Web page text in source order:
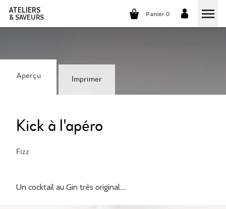
ATELIERS
& SAVEURS Panier 0
COURS DE COCKTAILS
DÉGUSTATIONS DE VINS
GROUPES ET ENTREPRISES
QUI SOMMES-NOUS?
Aperçu Imprimer
Kick à l'apéro
Fizz
Un cocktail au Gin très original....